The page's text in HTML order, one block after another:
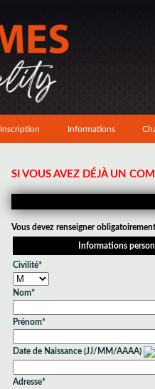
Inscription Informations
SI VOUS AVEZ DÉJÀ UN
Vous devez renseigner
Informations
Civilité*
Nom*
Prénom*
Date de Naissance (JJ/MM/AAAA)
Adresse*